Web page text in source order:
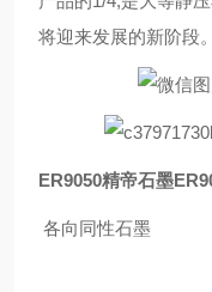
将迎来发展的新阶段。
ER9050精帝石墨
各向同性石墨